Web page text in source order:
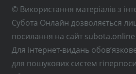
© Використання матеріалів з
Субота Онлайн дозволяється
посилання на сайт subota.online
Для інтернет-видань
для пошукових систем